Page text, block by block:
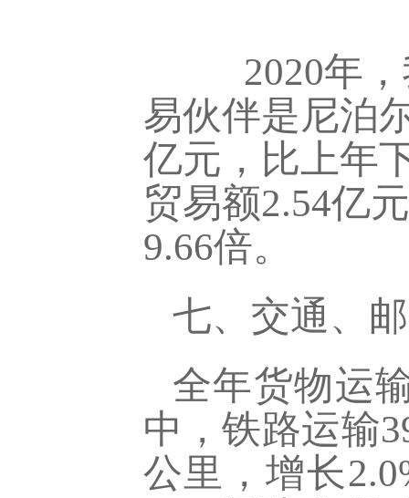
2020年
易伙伴是尼泊
亿元，比上年
贸易额2.54亿
9.66倍。
七、交通、
全年货物运
中，铁路运输
公里，增长2.0